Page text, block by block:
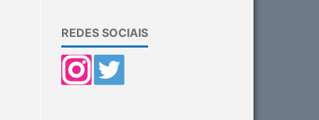
REDES SOCIAIS